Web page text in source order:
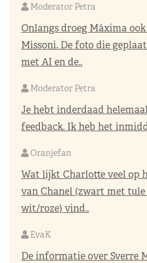
Moderator Petra
Onlangs droeg Máxima
Missoni. De foto die
met AI en de..
Moderator Petra
Je hebt inderdaad
feedback. Ik heb het
Oranjefan
Wat lijkt Charlotte veel op
van Chanel (zwart met
wit/roze) vind..
EvaK
De informatie over Sverre